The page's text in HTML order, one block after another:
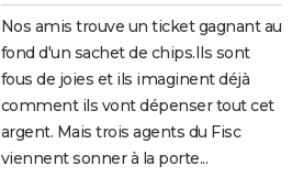
Nos amis trouve un ticket gagnant au
fond d'un sachet de chips.Ils sont
fous de joies et ils imaginent déjà
comment ils vont dépenser tout cet
argent. Mais trois agents du Fisc
viennent sonner à la porte...